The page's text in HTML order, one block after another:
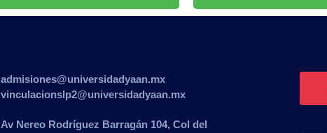
admisiones@universidadyaan.mx
vinculacionslp2@universidadyaan.mx
Av Nereo Rodríguez Barragán 104, Col del